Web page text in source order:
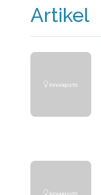
Artikel